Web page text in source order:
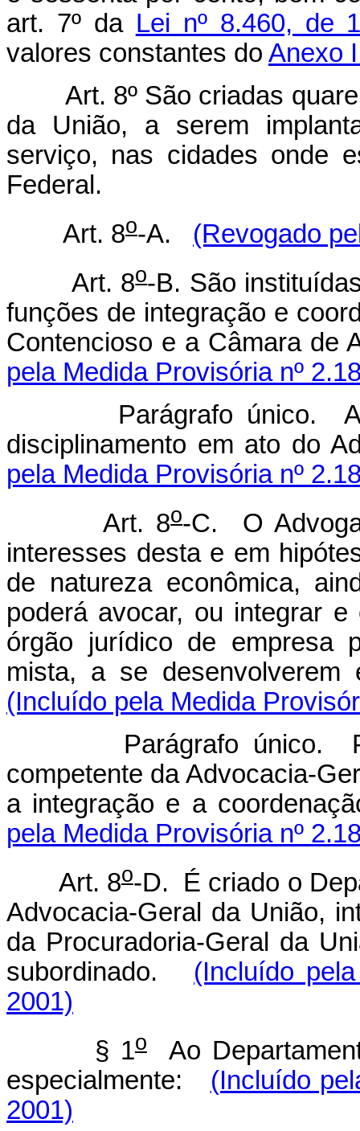
art. 7º da Lei nº 8.460, de
valores constantes do Anexo
Art. 8º São criadas
da União, a serem
serviço, nas cidades onde
Federal.
Art. 8o-A. (Revogado
Art. 8o-B. São
funções de integração e
Contencioso e a Câmara
pela Medida Provisória nº
Parágrafo único. As
disciplinamento em ato do
pela Medida Provisória nº
Art. 8o-C. O
interesses desta e em
de natureza econômica,
poderá avocar, ou integrar
órgão jurídico de empresa
mista, a se
(Incluído pela Medida
Parágrafo único.
competente da Advocacia-
a integração e a
pela Medida Provisória nº
Art. 8o-D. É criado o
Advocacia-Geral da União,
da Procuradoria-Geral da
subordinado. (Incluído
2001)
§ 1oAo
especialmente: (Incluído
2001)